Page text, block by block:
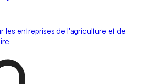
les entreprises de l'agriculture et de